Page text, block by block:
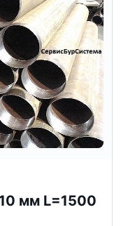
мм L=1500